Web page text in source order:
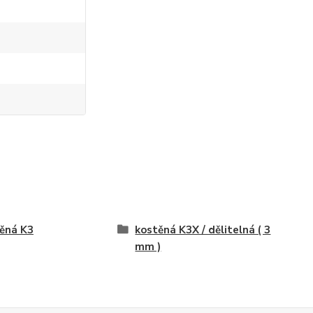
K3
kostěná K3X / dělitelná ( 3
mm )